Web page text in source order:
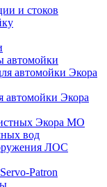
и стоков
автомойки
автомойки Экора
автомойки Экора
Экора МО
вод
ЛОС
Patron